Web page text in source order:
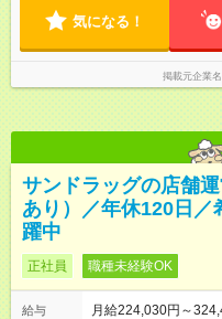
残業は全社平均月11.6時間！ 平均労働時間：1
となります ※店舗により異なります
17:00（休憩1.5h）
気になる！
掲載元企業名
サンドラッグの店舗
あり）／年休120日
躍中
正社員 職種未経験OK
給与
月給224,030円～